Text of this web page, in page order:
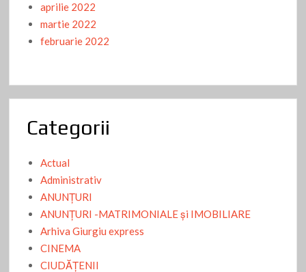
aprilie 2022
martie 2022
februarie 2022
Categorii
Actual
Administrativ
ANUNŢURI
ANUNŢURI -MATRIMONIALE şi IMOBILIARE
Arhiva Giurgiu express
CINEMA
CIUDĂŢENII